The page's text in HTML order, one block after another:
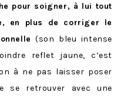
pour soigner, à lui tout
en plus de corriger le
(son bleu intense
reflet jaune, c’est
à ne pas laisser poser
se retrouver avec une